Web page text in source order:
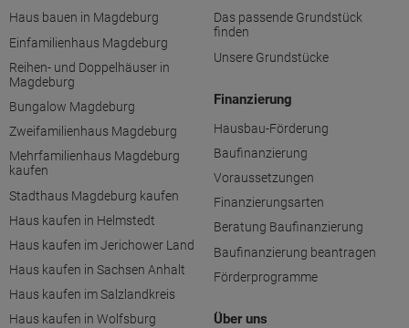
Haus bauen in Magdeburg
Einfamilienhaus Magdeburg
Reihen- und Doppelhäuser in
Magdeburg
Bungalow Magdeburg
Zweifamilienhaus Magdeburg
Mehrfamilienhaus Magdeburg
kaufen
Stadthaus Magdeburg kaufen
Haus kaufen in Helmstedt
Haus kaufen im Jerichower Land
Haus kaufen in Sachsen Anhalt
Haus kaufen im Salzlandkreis
Haus kaufen in Wolfsburg
Das passende Grundstück
finden
Unsere Grundstücke
Finanzierung
Hausbau-Förderung
Baufinanzierung
Voraussetzungen
Finanzierungsarten
Beratung Baufinanzierung
Baufinanzierung beantragen
Förderprogramme
Über uns